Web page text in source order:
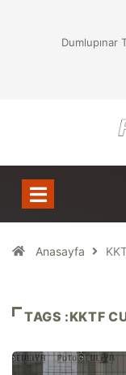
Dumlupınar
Anasayfa
TAGS :KKTF